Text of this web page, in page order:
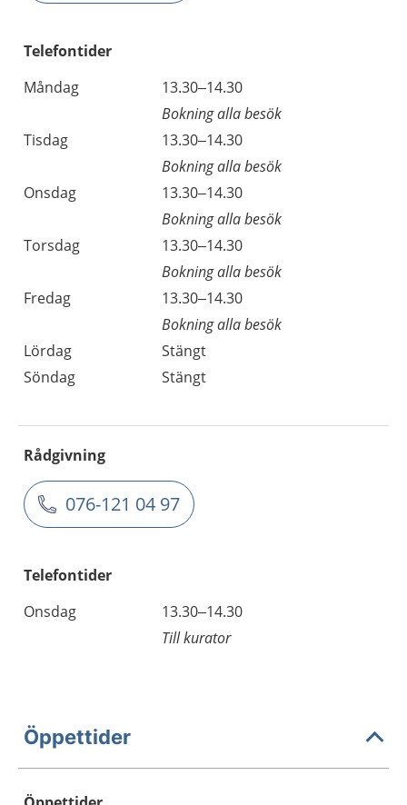
Telefontider
Måndag
13.30–14.30
Bokning alla besök
Tisdag
13.30–14.30
Bokning alla besök
Onsdag
13.30–14.30
Bokning alla besök
Torsdag
13.30–14.30
Bokning alla besök
Fredag
13.30–14.30
Bokning alla besök
Lördag
Stängt
Söndag
Stängt
Rådgivning
076-121 04 97
Telefontider
Onsdag
13.30–14.30
Till kurator
Öppettider